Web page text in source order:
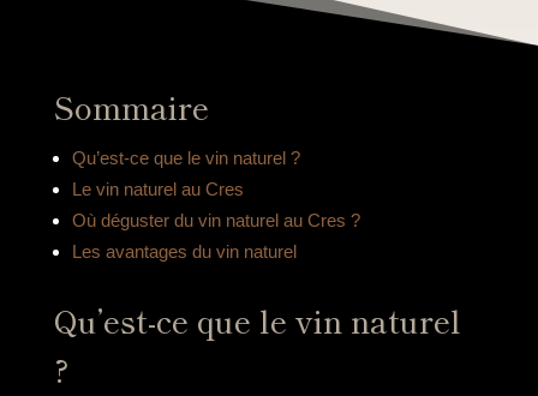
Sommaire
Qu’est-ce que le vin naturel ?
Le vin naturel au Cres
Où déguster du vin naturel au Cres ?
Les avantages du vin naturel
Qu’est-ce que le vin naturel
?